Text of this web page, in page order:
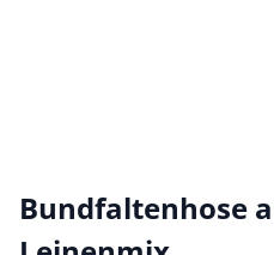
Bundfaltenhose